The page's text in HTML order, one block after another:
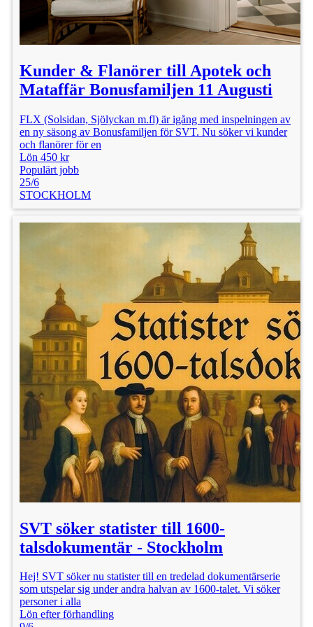
Kunder & Flanörer till Apotek och
Mataffär Bonusfamiljen 11 Augusti
FLX (Solsidan, Sjölyckan m.fl) är igång med inspelningen av
en ny säsong av Bonusfamiljen för SVT. Nu söker vi kunder
och flanörer för en
Lön 450 kr
Populärt jobb
25/6
STOCKHOLM
SVT söker statister till 1600-
talsdokumentär - Stockholm
Hej! SVT söker nu statister till en tredelad dokumentärserie
som utspelar sig under andra halvan av 1600-talet. Vi söker
personer i alla
Lön efter förhandling